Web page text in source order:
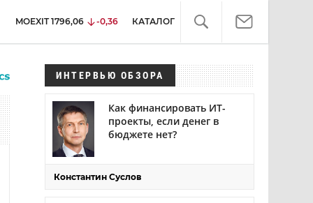
MOEXIT 1796,06 -0,36 КАТАЛОГ
ИНТЕРВЬЮ ОБЗОРА
Как финансировать ИТ-
проекты, если денег в
бюджете нет?
Константин Суслов